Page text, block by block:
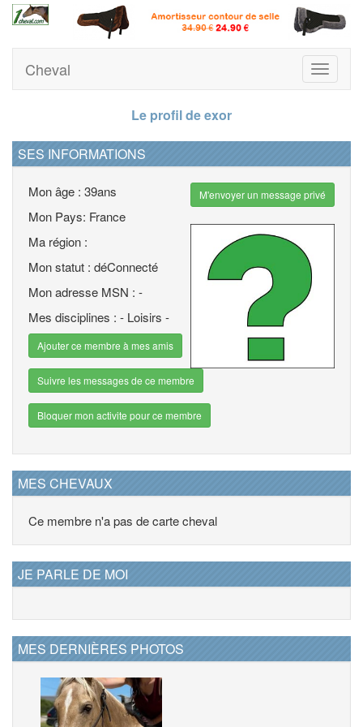
Toggle
Cheval
Le profil de exor
SES INFORMATIONS
Mon âge : 39ans
Mon Pays: France
Ma région :
Mon statut : déConnecté
Mon adresse MSN : -
Mes disciplines : - Loisirs -
Ajouter ce membre à mes amis
Suivre les messages de ce membre
Bloquer mon activite pour ce membre
M'envoyer un message privé
MES CHEVAUX
Ce membre n'a pas de carte cheval
JE PARLE DE MOI
MES DERNIÈRES PHOTOS